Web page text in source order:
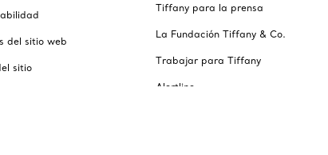
del sitio web
sitio
Tiffany para la prensa
La Fundación Tiffany & Co.
Trabajar para Tiffany
Alertline